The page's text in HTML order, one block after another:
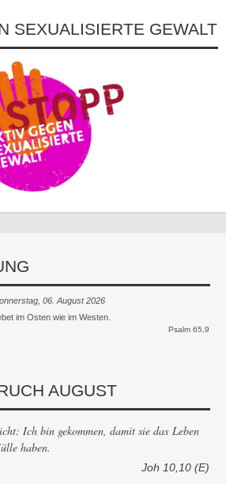
SEXUALISIERTE GEWALT
06. August 2026
im Osten wie im Westen.
Psalm 65,9
AUGUST
Ich bin gekommen, damit sie das Leben
haben.
Joh 10,10 (E)